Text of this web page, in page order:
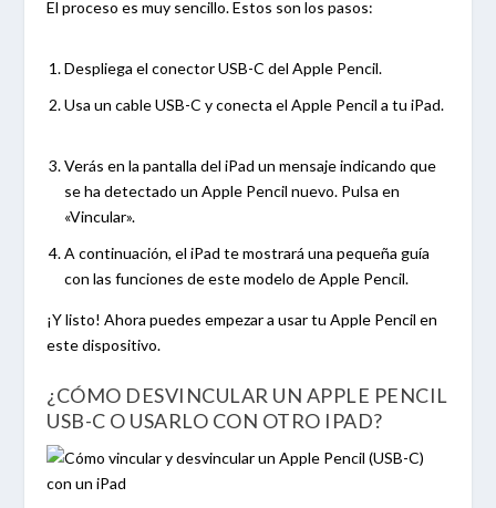
El proceso es muy sencillo. Estos son los pasos:
Despliega el conector USB-C del Apple Pencil.
Usa un cable USB-C y conecta el Apple Pencil a tu iPad.
Verás en la pantalla del iPad un mensaje indicando que
se ha detectado un Apple Pencil nuevo. Pulsa en
«Vincular».
A continuación, el iPad te mostrará una pequeña guía
con las funciones de este modelo de Apple Pencil.
¡Y listo! Ahora puedes empezar a usar tu Apple Pencil en
este dispositivo.
¿CÓMO DESVINCULAR UN APPLE PENCIL
USB-C O USARLO CON OTRO IPAD?